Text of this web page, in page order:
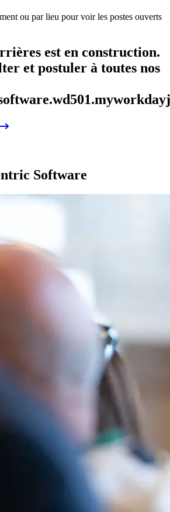
ou par lieu pour voir les postes ouverts
est en construction.
et postuler à toutes nos
Software